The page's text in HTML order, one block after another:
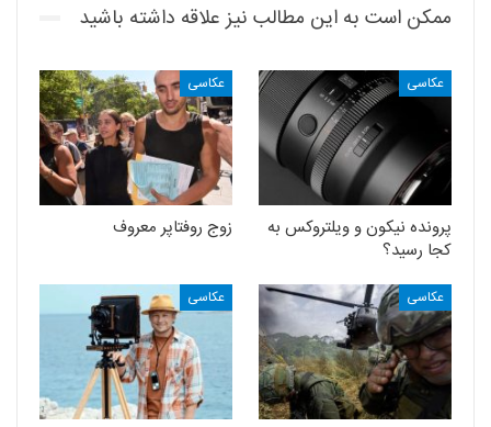
ممکن است به این مطالب نیز علاقه داشته باشید
عکاسی
پرونده نیکون و ویلتروکس به
کجا رسید؟
عکاسی
زوج روفتاپر معروف
عکاسی عکاسی